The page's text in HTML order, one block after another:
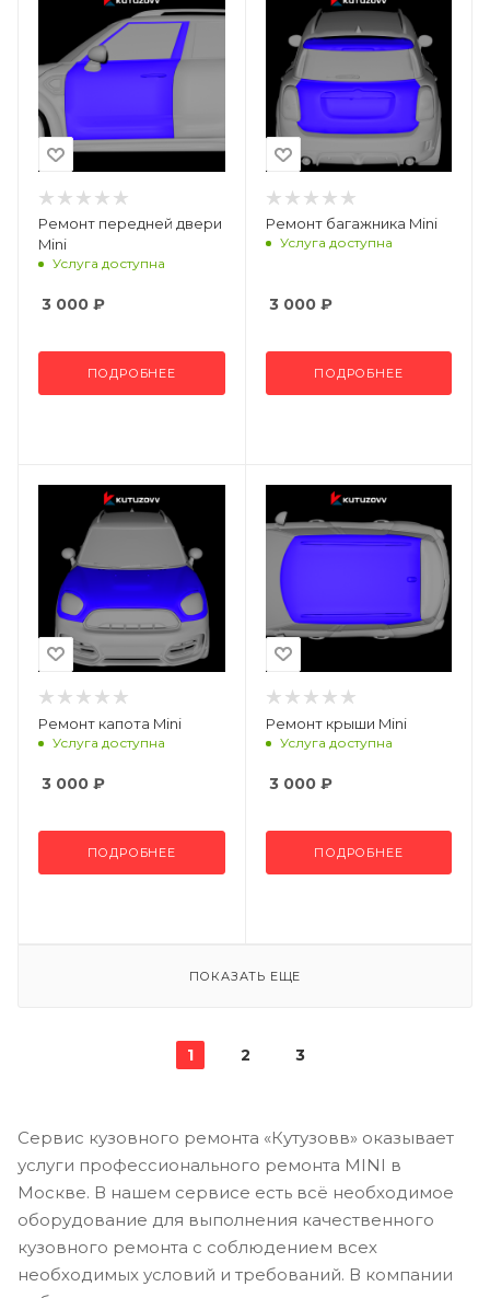
Ремонт передней двери
Mini
Услуга доступна
3 000 ₽
ПОДРОБНЕЕ
Ремонт багажника Mini
Услуга доступна
3 000₽
ПОДРОБНЕЕ
Ремонт капота Mini
Услуга доступна
3 000 ₽
ПОДРОБНЕЕ
Ремонт крыши Mini
Услуга доступна
3 000₽
ПОДРОБНЕЕ
ПОКАЗАТЬ ЕЩЕ
1 2 3
Сервис кузовного ремонта «Кутузовв» оказывает
услуги профессионального ремонта MINI в
Москве. В нашем сервисе есть всё необходимое
оборудование для выполнения качественного
кузовного ремонта с соблюдением всех
необходимых условий и требований. В компании